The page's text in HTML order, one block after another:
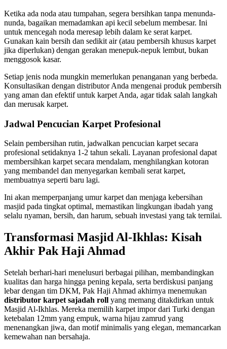
Ketika ada noda atau tumpahan, segera bersihkan tanpa menunda-
nunda, bagaikan memadamkan api kecil sebelum membesar. Ini
untuk mencegah noda meresap lebih dalam ke serat karpet.
Gunakan kain bersih dan sedikit air (atau pembersih khusus karpet
jika diperlukan) dengan gerakan menepuk-nepuk lembut, bukan
menggosok kasar.
Setiap jenis noda mungkin memerlukan penanganan yang berbeda.
Konsultasikan dengan distributor Anda mengenai produk pembersih
yang aman dan efektif untuk karpet Anda, agar tidak salah langkah
dan merusak karpet.
Jadwal Pencucian Karpet Profesional
Selain pembersihan rutin, jadwalkan pencucian karpet secara
profesional setidaknya 1-2 tahun sekali. Layanan profesional dapat
membersihkan karpet secara mendalam, menghilangkan kotoran
yang membandel dan menyegarkan kembali serat karpet,
membuatnya seperti baru lagi.
Ini akan memperpanjang umur karpet dan menjaga kebersihan
masjid pada tingkat optimal, memastikan lingkungan ibadah yang
selalu nyaman, bersih, dan harum, sebuah investasi yang tak ternilai.
Transformasi Masjid Al-Ikhlas: Kisah
Akhir Pak Haji Ahmad
Setelah berhari-hari menelusuri berbagai pilihan, membandingkan
kualitas dan harga hingga pening kepala, serta berdiskusi panjang
lebar dengan tim DKM, Pak Haji Ahmad akhirnya menemukan
distributor karpet sajadah roll yang memang ditakdirkan untuk
Masjid Al-Ikhlas. Mereka memilih karpet impor dari Turki dengan
ketebalan 12mm yang empuk, warna hijau zamrud yang
menenangkan jiwa, dan motif minimalis yang elegan, memancarkan
kemewahan nan bersahaja.